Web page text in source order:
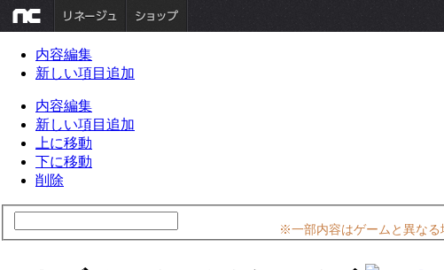
内容編集
新しい項目追加
内容編集
新しい項目追加
上に移動
下に移動
削除
※一部内容はゲームと異な